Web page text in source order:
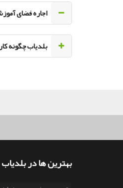
اجاره فضای
‌بلدیاب چگونه
بهترین ها در بلدیاب